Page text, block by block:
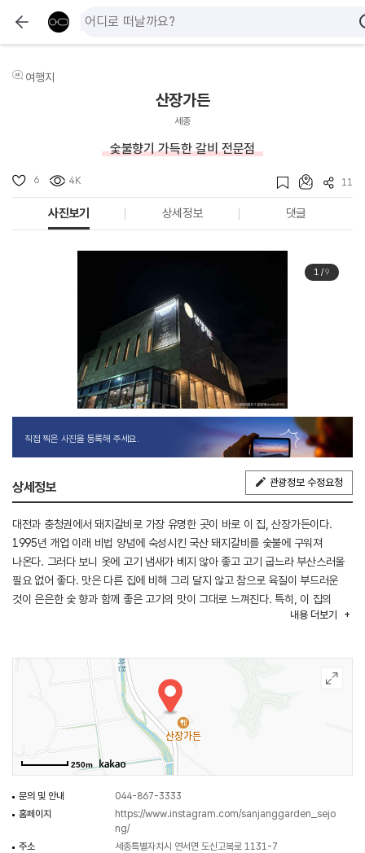
여행지
산장가든
세종
숯불향기 가득한 갈비 전문점
6 4K 11
사진보기 상세정보 댓글
1/9
직접 찍은 사진을 등록해 주세요.
상세정보 관광정보 수정요청
대전과 충청권에서 돼지갈비로 가장 유명한 곳이 바로 이 집, 산장가든이다.
1995년 개업 이래 비법 양념에 숙성시킨 국산 돼지갈비를 숯불에 구워져
나온다. 그러다 보니 옷에 고기 냄새가 베지 않아 좋고 고기 굽느라 부산스러울
필요 없어 좋다. 맛은 다른 집에 비해 그리 달지 않고 참으로 육질이 부드러운
것이 은은한 숯 향과 함께 좋은 고기의 맛이 그대로 느껴진다. 특히, 이 집의
동치미국수와 함께 먹는 그 맛 또한 별미 중에 별미라 할 수 있겠다.내용 더보기
250m
문의 및 안내
044-867-3333
홈페이지
https://www.instagram.com/sanjanggarden_sejo
ng/
주소
세종특별자치시 연서면 도신고복로 1131-7